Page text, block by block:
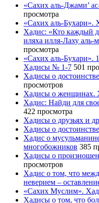
«Сахих аль-Джами’
просмотра
«Сахих аль-Бухари».
Хадис: «Кто каждый
иляха илля-Лаху
просмотра
«Сахих аль-Бухари».
Хадисы № 1-7 501
Хадисы о
просмотров
Хадисы о женщинах.
Хадис: Найди для
422 просмотра
Хадисы о друзьях и
Хадисы о
Хадис о
многобожников 385
Хадисы о
просмотров
Хадис о том, что
неверием –
«Сахих Муслим».
Хадисы о том, что